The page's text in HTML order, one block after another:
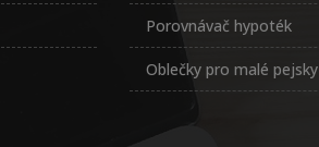
Porovnávač hypoték
Oblečky pro malé pejsky